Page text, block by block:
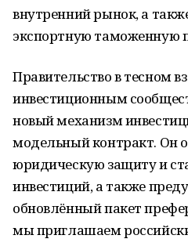
внутренний рынок, а
экспортную таможенную
Правительство в тесном
инвестиционным
новый механизм
модельный контракт. Он
юридическую защиту и
инвестиций, а также
обновлённый пакет
мы приглашаем